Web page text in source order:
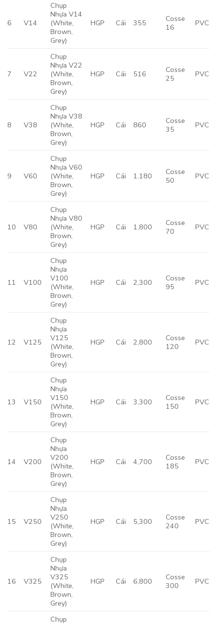
6 V14
Chụp
Nhựa V14
(White,
Brown,
Grey)
HGP Cái 355
Cosse
16
PVC
7 V22
Chụp
Nhựa V22
(White,
Brown,
Grey)
HGP Cái 516
Cosse
25
PVC
8 V38
Chụp
Nhựa V38
(White,
Brown,
Grey)
HGP Cái 860
Cosse
35
PVC
9 V60
Chụp
Nhựa V60
(White,
Brown,
Grey)
HGP Cái 1,180
Cosse
50
PVC
10 V80
Chụp
Nhựa V80
(White,
Brown,
Grey)
HGP Cái 1,800
Cosse
70
PVC
11 V100
Chụp
Nhựa
V100
(White,
Brown,
Grey)
HGP Cái 2,300
Cosse
95
PVC
12 V125
Chụp
Nhựa
V125
(White,
Brown,
Grey)
HGP Cái 2,800
Cosse
120
PVC
13 V150
Chụp
Nhựa
V150
(White,
Brown,
Grey)
HGP Cái 3,300
Cosse
150
PVC
14 V200
Chụp
Nhựa
V200
(White,
Brown,
Grey)
HGP Cái 4,700
Cosse
185
PVC
15 V250
Chụp
Nhựa
V250
(White,
Brown,
Grey)
HGP Cái 5,300
Cosse
240
PVC
16 V325
Chụp
Nhựa
V325
(White,
Brown,
Grey)
HGP Cái 6,800
Cosse
300
PVC
Chụp